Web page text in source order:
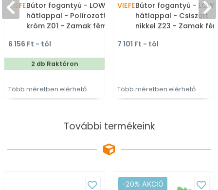
VIEFEBútor fogantyú - LOW
hátlappal - Polírozott
króm Z01 - Zamak fém
felületébe marható,
süllyeszthető fém
fogantyú
6 156 Ft - tól
2 db Raktáron
Több méretben elérhető
VIEFEBútor fogantyú - LOW
hátlappal - Csiszolt
nikkel Z23 - Zamak
felületébe marható,
7 101 Ft - tól
Több méretben elérhető
További termékeink
-20% AKCIÓ